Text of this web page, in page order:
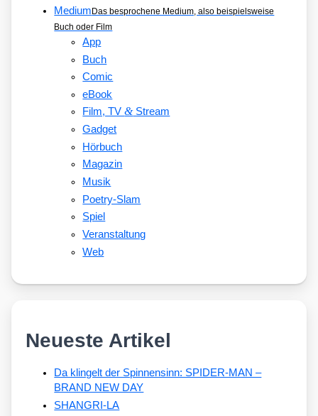
MediumDas besprochene Medium, also beispielsweise
Buch oder Film
App
Buch
Comic
eBook
Film, TV&Stream
Gadget
Hörbuch
Magazin
Musik
Poetry-Slam
Spiel
Veranstaltung
Web
Neueste Artikel
Da klingelt der Spinnensinn: SPIDER-MAN –
BRAND NEW DAY
SHANGRI-LA